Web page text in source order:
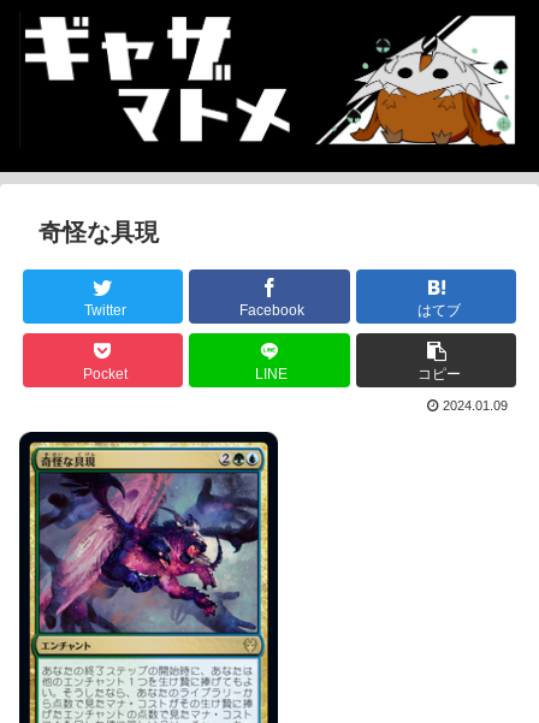
奇怪な具現
Twitter Facebook はてブ
Pocket LINE コピー
2024.01.09